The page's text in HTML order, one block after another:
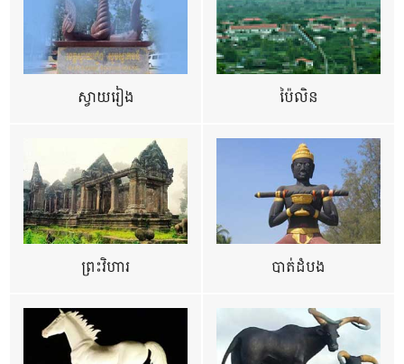
ស្វាយរៀង ប៉ៃលិន
ព្រះវិហារ បាត់ដំបង